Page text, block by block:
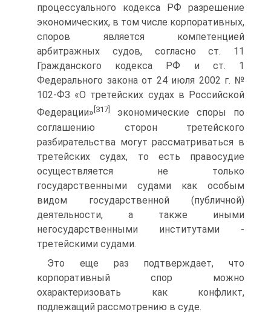
процессуального кодекса РФ разрешение
экономических, в том числе корпоративных,
споров является компетенцией
арбитражных судов, согласно ст. 11
Гражданского кодекса РФ и ст. 1
Федерального закона от 24 июля 2002 г. №
102-ФЗ «О третейских судах в Российской
Федерации» [317]
экономические споры по
соглашению сторон третейского
разбирательства могут рассматриваться в
третейских судах, то есть правосудие
осуществляется не только
государственными судами как особым
видом государственной (публичной)
деятельности, а также иными
негосударственными институтами -
третейскими судами.
Это еще раз подтверждает, что
корпоративный спор можно
охарактеризовать как конфликт,
подлежащий рассмотрению в суде.